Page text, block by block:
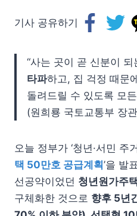
기사 공유하기
“사는 곳이 곧 신분이 되
타파하고, 집 걱정 때문
돌려드릴 수 있도록 모
(원희룡 국토교통부 장
오늘 정부가 ‘청년·서민 주
택 50만호 공급계획 ’을 발
선공약이었던 청년원가주
구체화한 것으로 향후 5년